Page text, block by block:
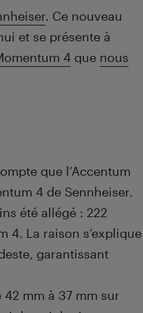
. Ce nouveau
et se présente à
4 que nous
que l’Accentum
4 de Sennheiser.
été allégé : 222
4. La raison s’explique
garantissant
mm à 37 mm sur